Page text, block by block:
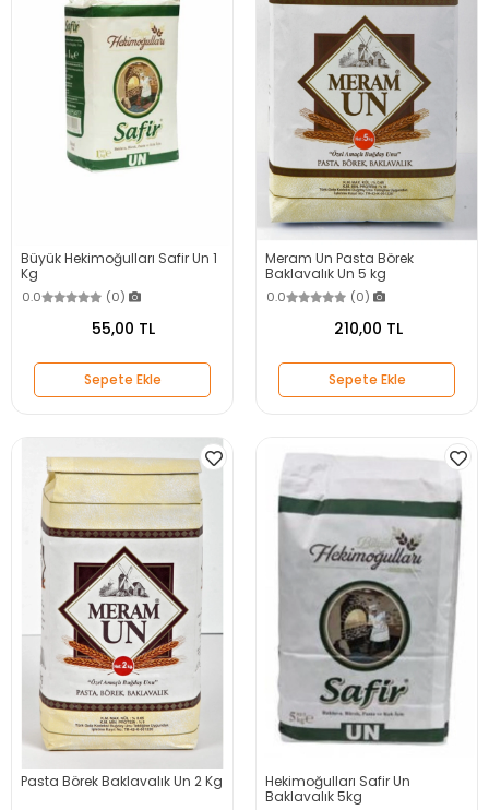
Büyük Hekimoğulları Safir Un 1
Kg
0.0 (0)
55,00 TL
Sepete Ekle
Meram Un Pasta Börek
Baklavalık Un 5 kg
0.0 (0)
210,00 TL
Sepete Ekle
Pasta Börek Baklavalık Un 2 Kg
Hekimoğulları Safir Un
Baklavalık 5kg